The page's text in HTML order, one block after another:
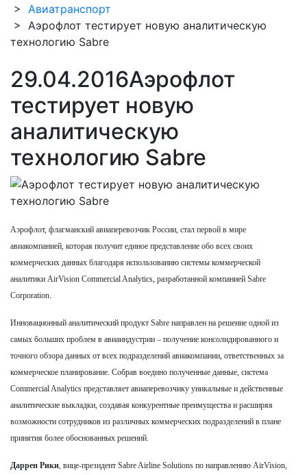
> Авиатранспорт
> Аэрофлот тестирует новую аналитическую
технологию Sabre
29.04.2016Аэрофлот
тестирует новую
аналитическую
технологию Sabre
Аэрофлот, флагманский авиаперевозчик России, стал первой в мире
авиакомпанией, которая получит единое представление обо всех своих
коммерческих данных благодаря использованию системы коммерческой
аналитики AirVision Commercial Analytics, разработанной компанией Sabre
Corporation.
Инновационный аналитический продукт Sabre направлен на решение одной из
самых больших проблем в авиаиндустрии – получение консолидированного и
точного обзора данных от всех подразделений авиакомпании, ответственных за
коммерческое планирование. Собрав воедино полученные данные, система
Commercial Analytics представляет авиаперевозчику уникальные и действенные
аналитические выкладки, создавая конкурентные преимущества и расширяя
возможности сотрудников из различных коммерческих подразделений в плане
принятия более обоснованных решений.
Даррен Рики, вице-президент Sabre Airline Solutions по направлению AirVision,